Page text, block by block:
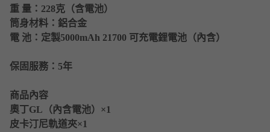
重 量： 228克（含電池）
筒身材料 ： 鋁合金
電 池 ： 定製5000mAh 21700 可充電鋰電池（內含）
保固服務 ： 5年
商品內容
奧丁GL（內含電池）×1
皮卡汀尼軌道夾×1